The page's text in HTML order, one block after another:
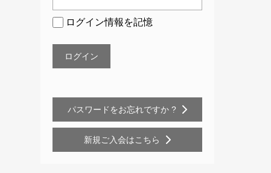
ログイン情報を記憶
パスワードをお忘れですか ?
新規ご入会はこちら